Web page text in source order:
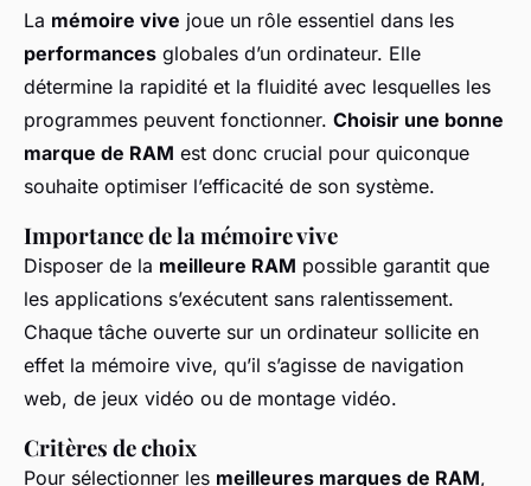
Lila •8 novembre 2024•6 min de lecture
La mémoire vive joue un rôle essentiel dans les
performances globales d’un ordinateur. Elle
détermine la rapidité et la fluidité avec lesquelles les
programmes peuvent fonctionner. Choisir une bonne
marque de RAM est donc crucial pour quiconque
souhaite optimiser l’efficacité de son système.
Importance de la mémoire vive
Disposer de la meilleure RAM possible garantit que
les applications s’exécutent sans ralentissement.
Chaque tâche ouverte sur un ordinateur sollicite en
effet la mémoire vive, qu’il s’agisse de navigation
web, de jeux vidéo ou de montage vidéo.
Critères de choix
Pour sélectionner les meilleures marques de RAM,